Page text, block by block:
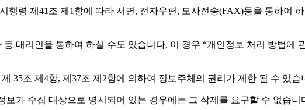
행령 제41조 제1항에 따라 서면, 전자우편, 모사전송(FAX)등을 통하여
대리인을 통하여 하실 수도 있습니다. 이 경우 “개인정보 처리 방법에
35조 제4항, 제37조 제2항에 의하여 정보주체의 권리가 제한 될 수 있습
가 수집 대상으로 명시되어 있는 경우에는 그 삭제를 요구할 수 없습니